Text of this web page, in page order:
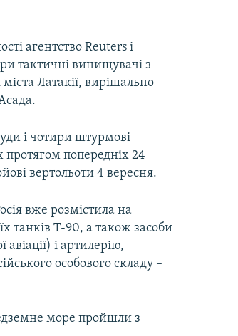
агентство Reuters і
тактичні винищувачі з
міста Латакії, вирішально
і чотири штурмові
протягом попередніх 24
вертольоти 4 вересня.
вже розмістила на
танків Т-90, а також засоби
і артилерію,
особового складу –
море пройшли з